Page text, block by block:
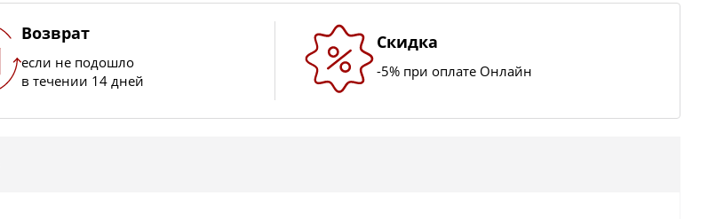
Возврат
если не подошло
в течении 14 дней
Скидка
-5% при оплате Онлайн